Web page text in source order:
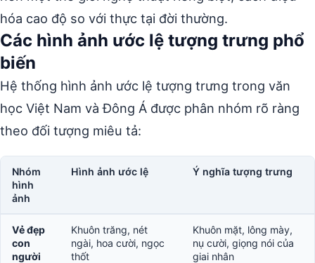
hóa cao độ so với thực tại đời thường.
Các hình ảnh ước lệ tượng trưng phổ
biến
Hệ thống hình ảnh ước lệ tượng trưng trong văn
học Việt Nam và Đông Á được phân nhóm rõ ràng
theo đối tượng miêu tả:
Nhóm
hình
ảnh
Hình ảnh ước lệ Ý nghĩa tượng trưng
Vẻ đẹp
con
người
Khuôn trăng, nét
ngài, hoa cười, ngọc
thốt
Khuôn mặt, lông mày,
nụ cười, giọng nói của
giai nhân